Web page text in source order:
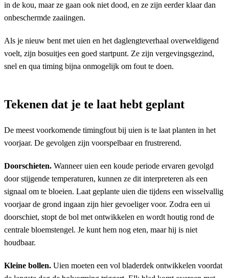
in de kou, maar ze gaan ook niet dood, en ze zijn eerder klaar dan
onbeschermde zaaiingen.
Als je nieuw bent met uien en het daglengteverhaal overweldigend
voelt, zijn bosuitjes een goed startpunt. Ze zijn vergevingsgezind,
snel en qua timing bijna onmogelijk om fout te doen.
Tekenen dat je te laat hebt geplant
De meest voorkomende timingfout bij uien is te laat planten in het
voorjaar. De gevolgen zijn voorspelbaar en frustrerend.
Doorschieten. Wanneer uien een koude periode ervaren gevolgd
door stijgende temperaturen, kunnen ze dit interpreteren als een
signaal om te bloeien. Laat geplante uien die tijdens een wisselvallig
voorjaar de grond ingaan zijn hier gevoeliger voor. Zodra een ui
doorschiet, stopt de bol met ontwikkelen en wordt houtig rond de
centrale bloemstengel. Je kunt hem nog eten, maar hij is niet
houdbaar.
Kleine bollen. Uien moeten een vol bladerdek ontwikkelen voordat